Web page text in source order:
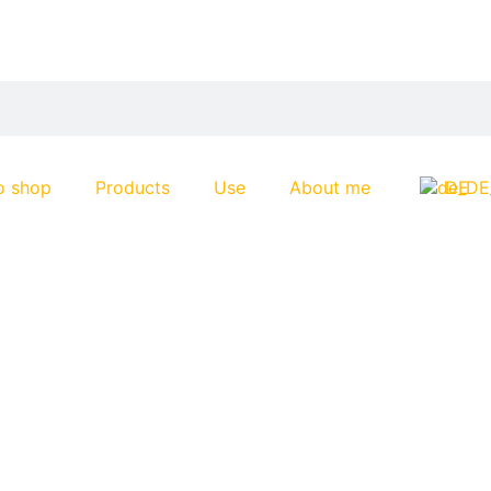
shop Products Use About me DE